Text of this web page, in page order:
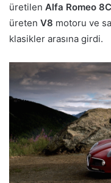
üretilen Alfa Romeo 8C
üreten V8 motoru ve
klasikler arasına girdi.